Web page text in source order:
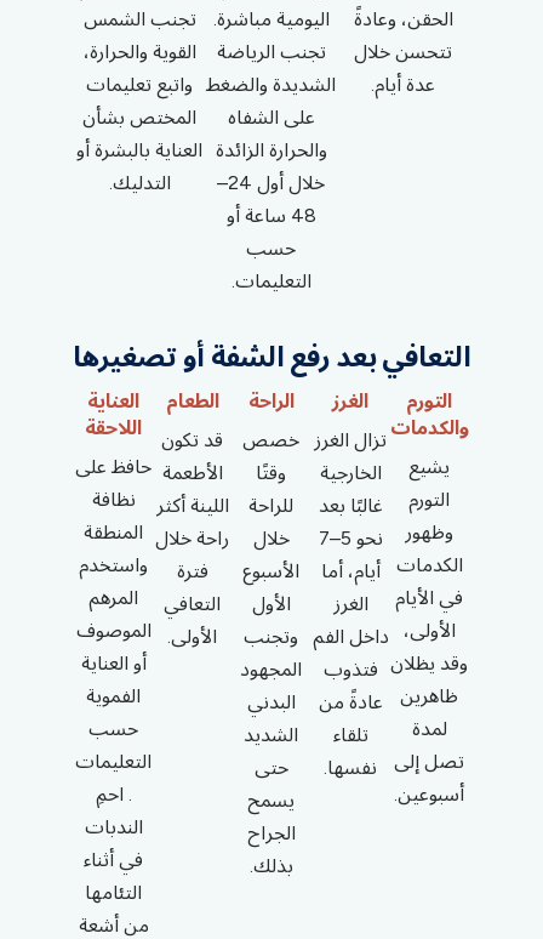
الحقن، وعادةً
تتحسن خلال
عدة أيام.
اليومية مباشرة.
تجنب الرياضة
الشديدة والضغط
على الشفاه
والحرارة الزائدة
خلال أول 24–
48 ساعة أو
حسب
التعليمات.
تجنب الشمس
القوية والحرارة،
واتبع تعليمات
المختص بشأن
العناية بالبشرة أو
التدليك.
التعافي بعد رفع الشفة أو تصغيرها
التورم
والكدمات
يشيع
التورم
وظهور
الكدمات
في الأيام
الأولى،
وقد يظلان
ظاهرين
لمدة
تصل إلى
أسبوعين.
الغرز
تزال الغرز
الخارجية
غالبًا بعد
نحو 5–7
أيام، أما
الغرز
داخل الفم
فتذوب
عادةً من
تلقاء
نفسها.
الراحة
خصص
وقتًا
للراحة
خلال
الأسبوع
الأول
وتجنب
المجهود
البدني
الشديد
حتى
يسمح
الجراح
بذلك.
الطعام
قد تكون
الأطعمة
اللينة أكثر
راحة خلال
فترة
التعافي
الأولى.
العناية
اللاحقة
حافظ على
نظافة
المنطقة
واستخدم
المرهم
الموصوف
أو العناية
الفموية
حسب
التعليمات
. احمِ
الندبات
في أثناء
التئامها
من أشعة